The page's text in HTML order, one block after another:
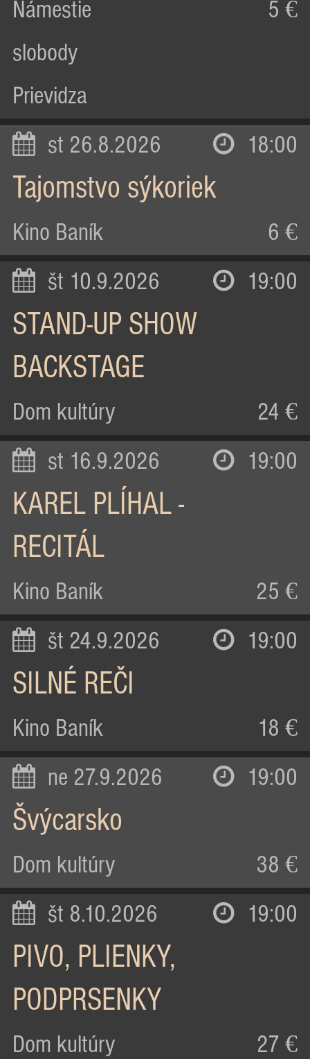
Námestie
slobody
Prievidza
5 €
st 26.8.2026 18:00
Tajomstvo sýkoriek
Kino Baník 6 €
št 10.9.2026 19:00
STAND-UP SHOW
BACKSTAGE
Dom kultúry 24 €
st 16.9.2026 19:00
KAREL PLÍHAL -
RECITÁL
Kino Baník 25 €
št 24.9.2026 19:00
SILNÉ REČI
Kino Baník 18 €
ne 27.9.2026 19:00
Švýcarsko
Dom kultúry 38 €
št 8.10.2026 19:00
PIVO, PLIENKY,
PODPRSENKY
Dom kultúry 27 €